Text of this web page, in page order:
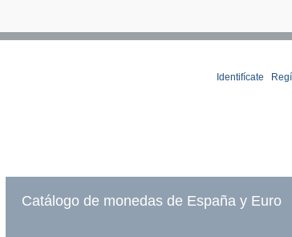
Identifícate
Catálogo de monedas de España y Euro